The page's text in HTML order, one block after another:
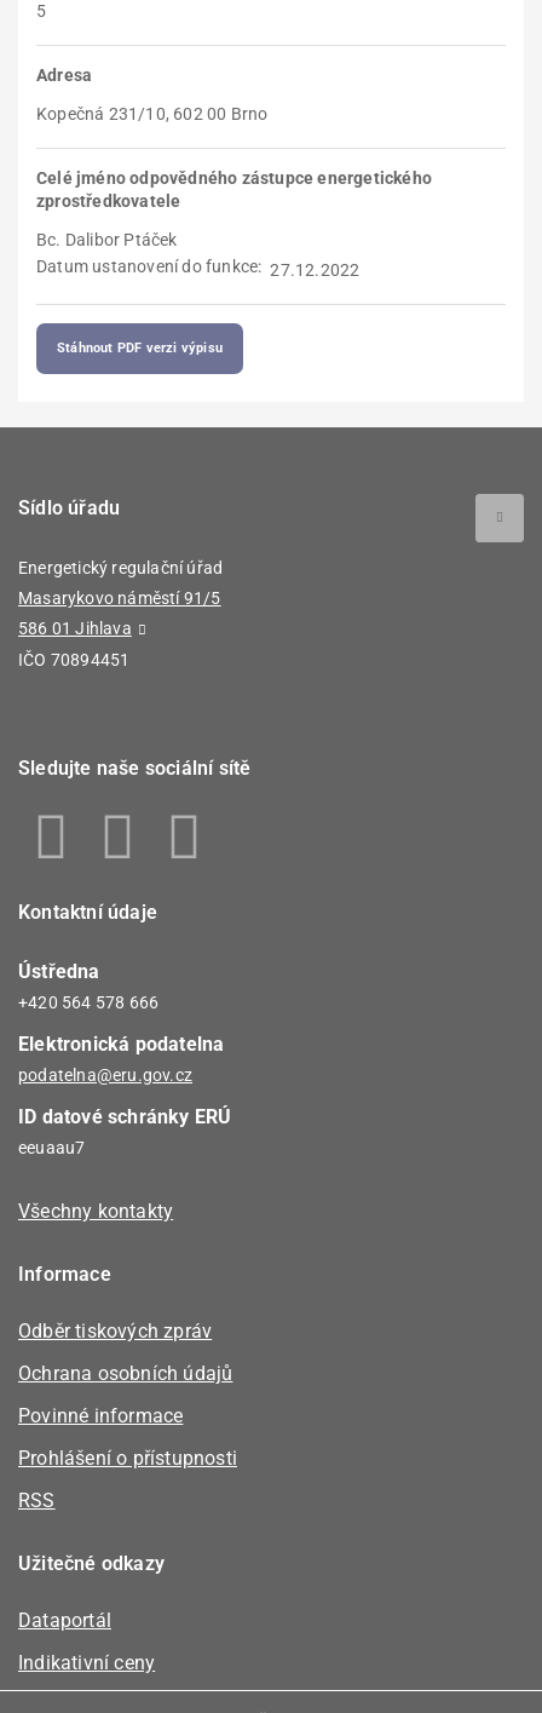
5
Adresa
Kopečná 231/10, 602 00 Brno
Celé jméno odpovědného zástupce energetického
zprostředkovatele
Bc. Dalibor Ptáček
Datum ustanovení do funkce
27.12.2022
Stáhnout PDF verzi výpisu
Sídlo úřadu
Energetický regulační úřad
Masarykovo náměstí 91/5
586 01 Jihlava
IČO 70894451
Sledujte naše sociální sítě
Kontaktní údaje
Ústředna
+420 564 578 666
Elektronická podatelna
podatelna@eru.gov.cz
ID datové schránky ERÚ
eeuaau7
Všechny kontakty
Informace
Odběr tiskových zpráv
Ochrana osobních údajů
Povinné informace
Prohlášení o přístupnosti
RSS
Užitečné odkazy
Dataportál
Indikativní ceny